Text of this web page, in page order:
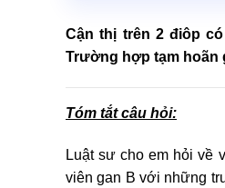
Cận thị trên 2 điôp
Trường hợp tạm hoãn
Tóm tắt câu hỏi:
Luật sư cho em hỏi về
viên gan B với những